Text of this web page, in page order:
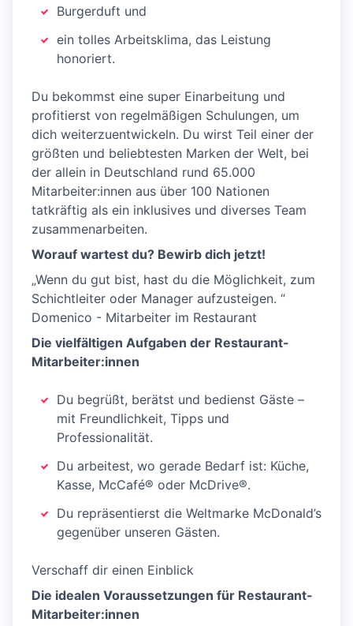
Burgerduft und
ein tolles Arbeitsklima, das Leistung
honoriert.
Du bekommst eine super Einarbeitung und
profitierst von regelmäßigen Schulungen, um
dich weiterzuentwickeln. Du wirst Teil einer der
größten und beliebtesten Marken der Welt, bei
der allein in Deutschland rund 65.000
Mitarbeiter:innen aus über 100 Nationen
tatkräftig als ein inklusives und diverses Team
zusammenarbeiten.
Worauf wartest du? Bewirb dich jetzt!
„Wenn du gut bist, hast du die Möglichkeit, zum
Schichtleiter oder Manager aufzusteigen. “
Domenico - Mitarbeiter im Restaurant
Die vielfältigen Aufgaben der Restaurant-
Mitarbeiter:innen
Du begrüßt, berätst und bedienst Gäste –
mit Freundlichkeit, Tipps und
Professionalität.
Du arbeitest, wo gerade Bedarf ist: Küche,
Kasse, McCafé® oder McDrive®.
Du repräsentierst die Weltmarke McDonald’s
gegenüber unseren Gästen.
Verschaff dir einen Einblick
Die idealen Voraussetzungen für Restaurant-
Mitarbeiter:innen